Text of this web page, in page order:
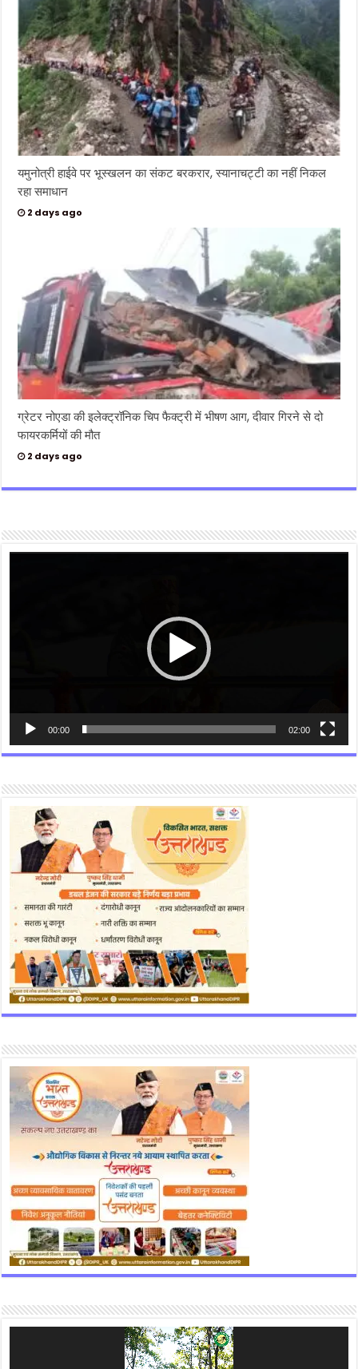
यमुनोत्री हाईवे पर भूस्खलन का संकट बरकरार, स्यानाचट्टी का नहीं निकल
रहा समाधान
2 days ago
ग्रेटर नोएडा की इलेक्ट्रॉनिक चिप फैक्ट्री में भीषण आग, दीवार गिरने से दो
फायरकर्मियों की मौत
2 days ago
Video
00:00 02:00